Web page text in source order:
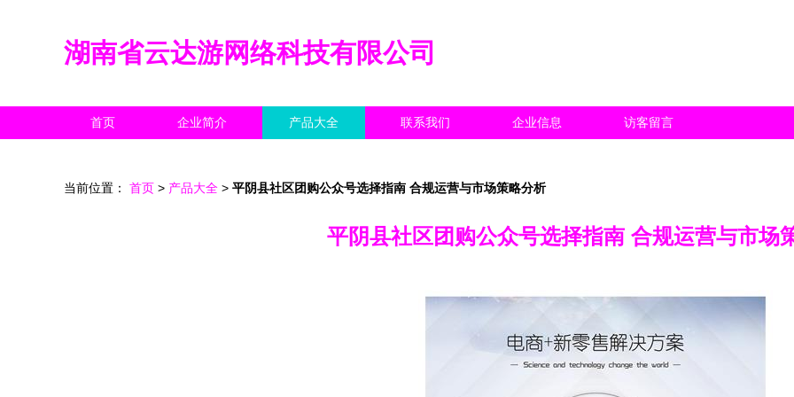
湖南省云达游网络科技有限公司
首页 企业简介 产品大全 联系我们 企业信息 访客留言
当前位置： 首页 > 产品大全 > 平阴县社区团购公众号选择指南 合规运营与市场策略分析
平阴县社区团购公众号选择指南 合规运营与市场